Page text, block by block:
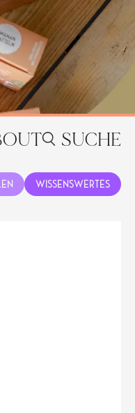
SUCHE
Wissenswertes